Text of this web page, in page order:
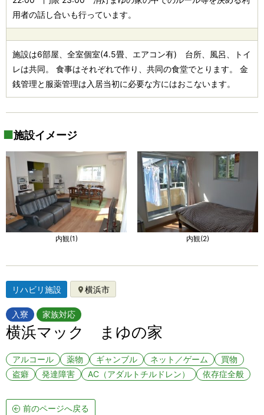
リハビリ施設 横浜市
入寮 家族対応
横浜マック まゆの家
アルコール 薬物 ギャンブル ネット／ゲーム
買物
盗癖
発達障害 AC（アダルトチルドレン） 依存症全般
用者の話し合いも行っています。
施設は6部屋、全室個室(4.5畳、エアコン有) 台所、風呂、トイ
レは共同。 食事はそれぞれで作り、共同の食堂でとります。 金
銭管理と服薬管理は入居当初に必要な方にはおこないます。
施設イメージ
内観(1) 内観(2)
前のページへ戻る